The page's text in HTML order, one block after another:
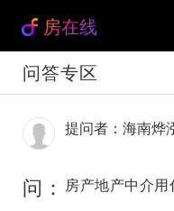
房在线
问答专区
提问者：海南烨
问： 房产地产中介用